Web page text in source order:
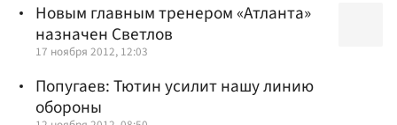
Новым главным тренером «Атланта»
назначен Светлов
17 ноября 2012, 12:03
Попугаев: Тютин усилит нашу линию
обороны